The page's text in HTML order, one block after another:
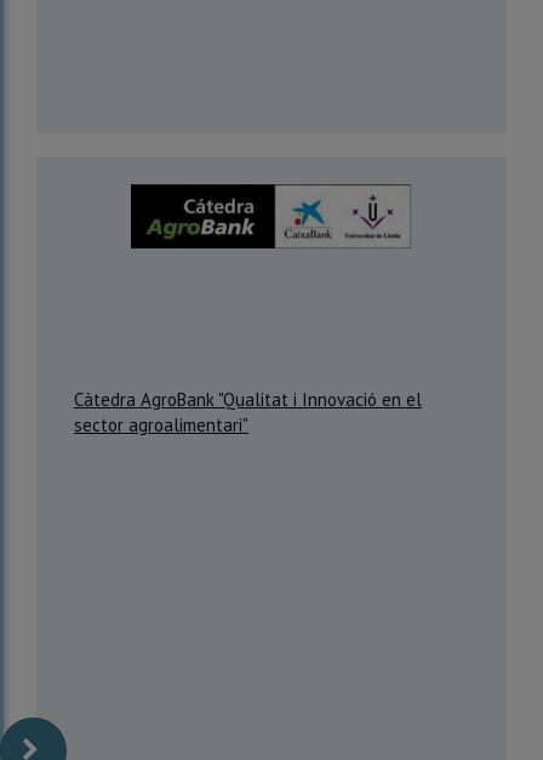
Càtedra AgroBank "Qualitat i Innovació en el
sector agroalimentari"